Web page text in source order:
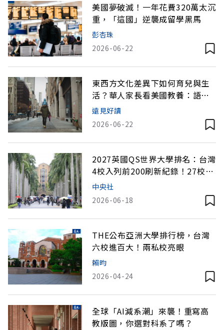
美國夢破滅！一年花費320萬太沉
重，「這國」逆襲成留學黑馬
彭杏珠
2026-06-22
東西方文化差異下如何育兒與生
活？華人家長看美國教養：語言
不是障礙，心態才是
遠見好讀
2026-06-22
2027英國QS世界大學排名：台灣
4校入列前200刷新紀錄！27校入
榜排名一表看
中央社
2026-06-18
THE公布亞洲大學排行榜，台灣
六校進百大！兩私校亮眼
賴昀
2026-04-24
全球「AI減系潮」來襲！重寫高
教版圖，你選對科系了嗎？